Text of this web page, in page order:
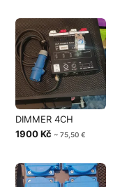
DIMMER 4CH
1900 Kč ~ 75,50 €